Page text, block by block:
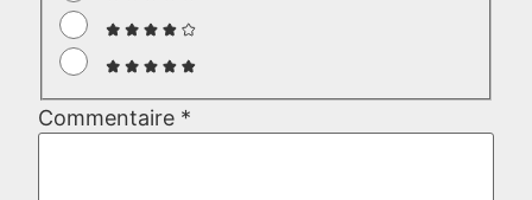
Commentaire *